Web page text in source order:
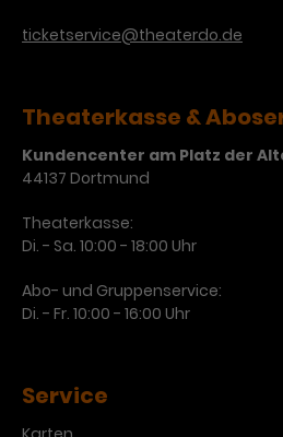
ticketservice@theaterdo.de
Theaterkasse &
Kundencenter am Platz der
44137 Dortmund
Theaterkasse:
Di. - Sa. 10:00 - 18:00 Uhr
Abo- und Gruppenservice:
Di. - Fr. 10:00 - 16:00 Uhr
Service